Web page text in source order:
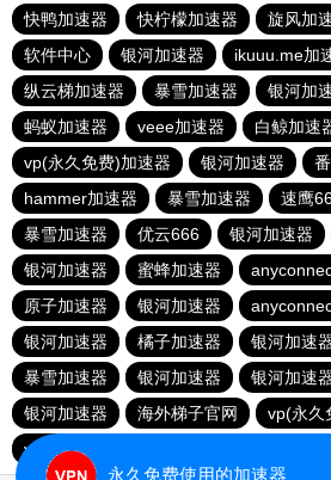
快鸭加速器
快柠檬加速器 旋风加
软件中心
银河加速器
ikuuu.me加
纵云梯加速器
暴雪加速器 银河加
蚂蚁加速器
veee加速器
白鲸加速
vp(永久免费)加速器
银河加速器
hammer加速器
暴雪加速器 速鹰
暴雪加速器
优云666 银河加速器
银河加速器
蜜蜂加速器
原子加速器
银河加速器
银河加速器
橘子加速器 银河加速
暴雪加速器
银河加速器 银河加速
银河加速器
海外梯子官网
vp(永久
vp(永久免费)加速器
永久免费使用的加速器